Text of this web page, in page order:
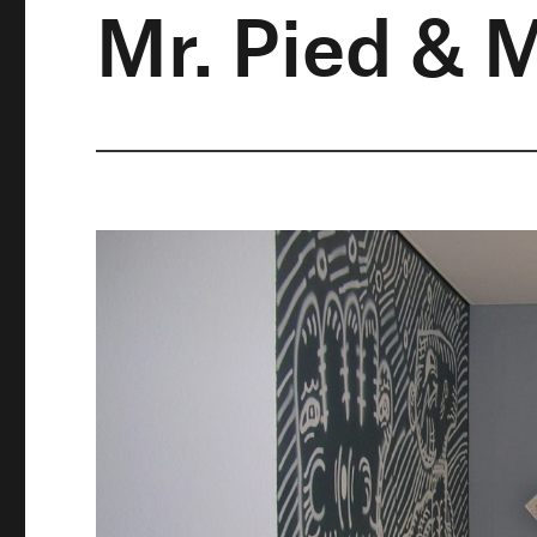
Mr. Pied &